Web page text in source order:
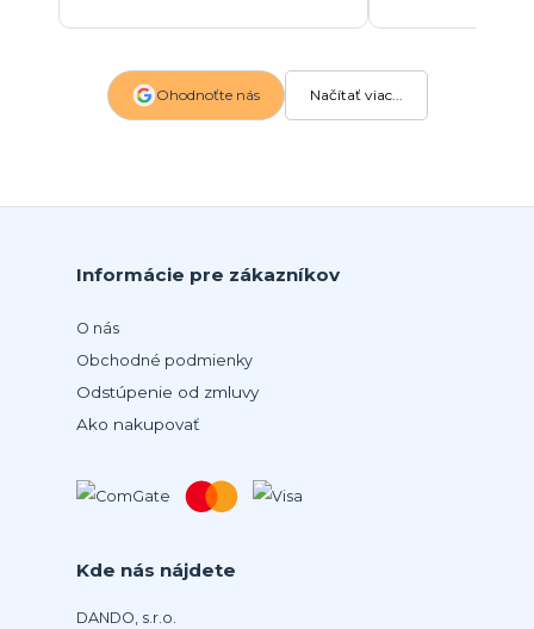
Ohodnoťte nás Načítať viac...
Informácie pre zákazníkov
O nás
Obchodné podmienky
Odstúpenie od zmluvy
Ako nakupovať
Kde nás nájdete
DANDO, s.r.o.